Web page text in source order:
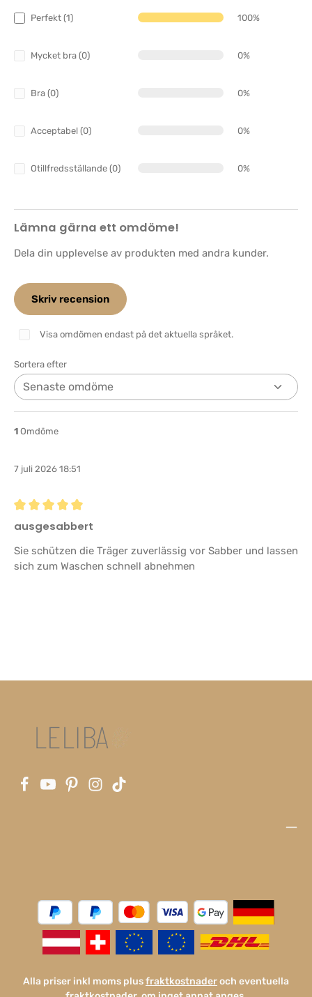
Perfekt (1) 100%
Mycket bra (0) 0%
Bra (0) 0%
Acceptabel (0) 0%
Otillfredsställande (0) 0%
Lämna gärna ett omdöme!
Dela din upplevelse av produkten med andra kunder.
Skriv recension
Visa omdömen endast på det aktuella språket.
Sortera efter
1 Omdöme
7 juli 2026 18:51
Recension med betyg på 5 av 5 stjärnor
ausgesabbert
Sie schützen die Träger zuverlässig vor Sabber und lassen
sich zum Waschen schnell abnehmen
Alla priser inkl moms plusfraktkostnaderoch eventuella